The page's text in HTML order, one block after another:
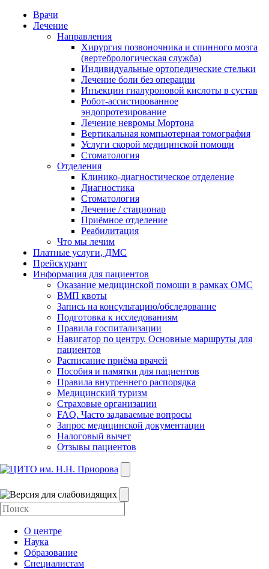
Врачи
Лечение
Направления
Хирургия позвоночника и спинного мозга
(вертебрологическая служба)
Индивидуальные ортопедические стельки
Лечение боли без операции
Инъекции гиалуроновой кислоты в сустав
Робот-ассистированное
эндопротезирование
Лечение невромы Мортона
Вертикальная компьютерная томография
Услуги скорой медицинской помощи
Стоматология
Отделения
Клинико-диагностическое отделение
Диагностика
Стоматология
Лечение / стационар
Приёмное отделение
Реабилитация
Что мы лечим
Платные услуги, ДМС
Прейскурант
Информация для пациентов
Оказание медицинской помощи в рамках ОМС
ВМП квоты
Запись на консультацию/обследование
Подготовка к исследованиям
Правила госпитализации
Навигатор по центру. Основные маршруты для
пациентов
Расписание приёма врачей
Пособия и памятки для пациентов
Правила внутреннего распорядка
Медицинский туризм
Страховые организации
FAQ. Часто задаваемые вопросы
Запрос медицинской документации
Налоговый вычет
Отзывы пациентов
О центре
Наука
Образование
Специалистам